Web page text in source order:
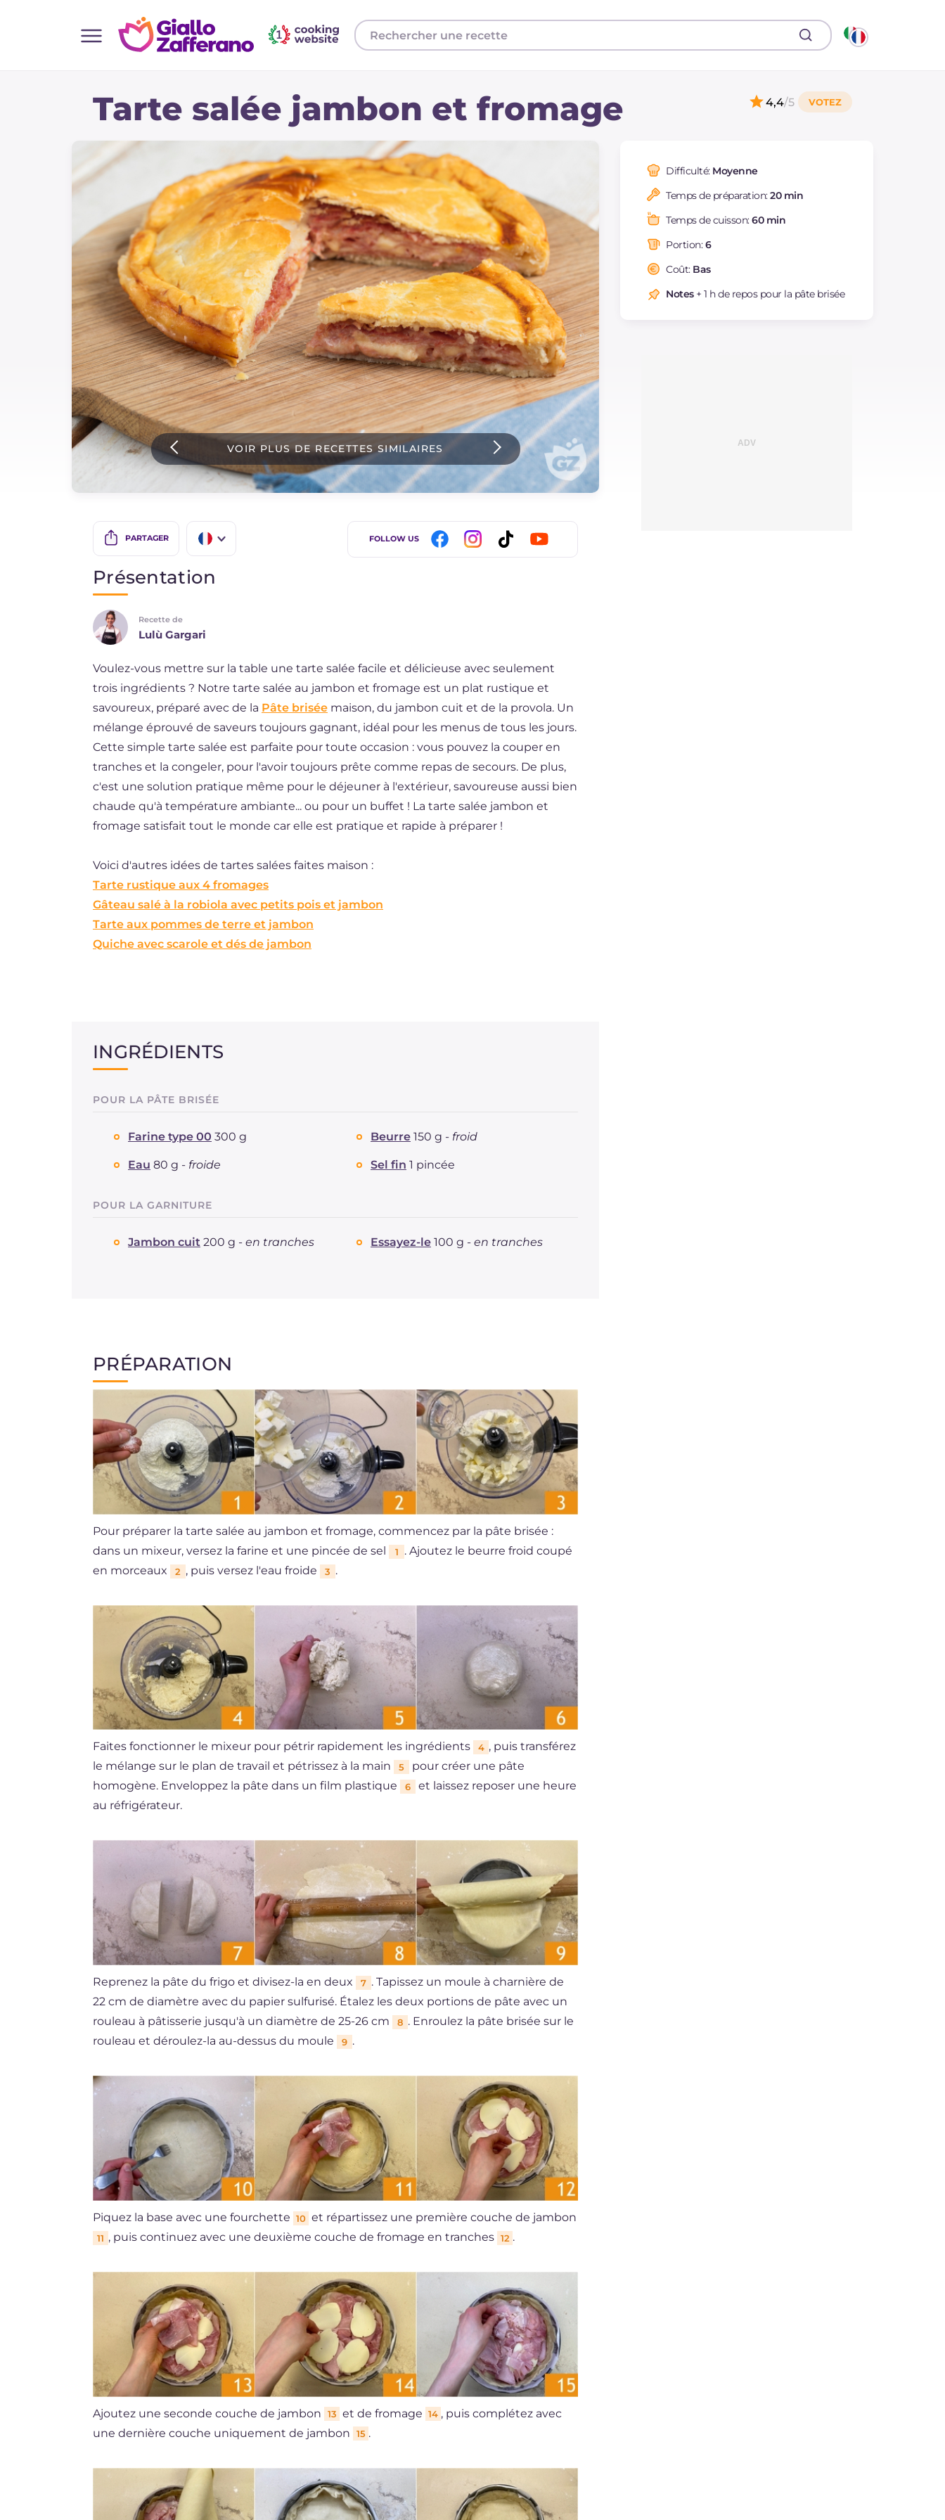
Toutes les recettes
Plats principaux
Boissons et rafraîchissements
Accompagnement
Pizzas et focaccia
Gateaux et patisserie
Dernieres recettes
IT Website
Tarte salée jambon et fromage 4,4/5
VOIR PLUS DE RECETTES SIMILAIRES
PARTAGER
BR
FOLLOW US
Difficulté: Moyenne
Temps de préparation:20 min
Temps de cuisson:60 min
Portion:6
Coût: Bas
Notes+ 1 h de repos pour la pâte brisée
Présentation
Recette de
Lulù Gargari
Voulez-vous mettre sur la table une tarte salée facile et délicieuse avec seulement
trois ingrédients ? Notre tarte salée au jambon et fromage est un plat rustique et
savoureux, préparé avec de la Pâte brisée maison, du jambon cuit et de la provola. Un
mélange éprouvé de saveurs toujours gagnant, idéal pour les menus de tous les jours.
Cette simple tarte salée est parfaite pour toute occasion : vous pouvez la couper en
tranches et la congeler, pour l'avoir toujours prête comme repas de secours. De plus,
c'est une solution pratique même pour le déjeuner à l'extérieur, savoureuse aussi bien
chaude qu'à température ambiante... ou pour un buffet ! La tarte salée jambon et
fromage satisfait tout le monde car elle est pratique et rapide à préparer !
Voici d'autres idées de tartes salées faites maison :
Tarte rustique aux 4 fromages
Gâteau salé à la robiola avec petits pois et jambon
Tarte aux pommes de terre et jambon
Quiche avec scarole et dés de jambon
INGRÉDIENTS
POUR LA PÂTE BRISÉE
Farine type 00 300 g Beurre 150 g - froid
Eau 80 g - froide Sel fin 1 pincée
POUR LA GARNITURE
Jambon cuit 200 g - en tranches Essayez-le 100 g - en tranches
PRÉPARATION
Pour préparer la tarte salée au jambon et fromage, commencez par la pâte brisée :
dans un mixeur, versez la farine et une pincée de sel
1
. Ajoutez le beurre froid coupé
en morceaux
2 , puis versez l'eau froide 3 .
Faites fonctionner le mixeur pour pétrir rapidement les ingrédients 4 , puis transférez
le mélange sur le plan de travail et pétrissez à la main
5
pour créer une pâte
homogène. Enveloppez la pâte dans un film plastique
6
et laissez reposer une heure
au réfrigérateur.
Reprenez la pâte du frigo et divisez-la en deux 7 . Tapissez un moule à charnière de
22 cm de diamètre avec du papier sulfurisé. Étalez les deux portions de pâte avec un
rouleau à pâtisserie jusqu'à un diamètre de 25-26 cm
8 . Enroulez la pâte brisée sur le
rouleau et déroulez-la au-dessus du moule
9 .
Piquez la base avec une fourchette 10 et répartissez une première couche de jambon
11 , puis continuez avec une deuxième couche de fromage en tranches 12 .
Ajoutez une seconde couche de jambon 13 et de fromage 14 , puis complétez avec
une dernière couche uniquement de jambon
15 .